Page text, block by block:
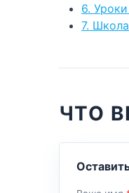
6.
7.
ЧТО